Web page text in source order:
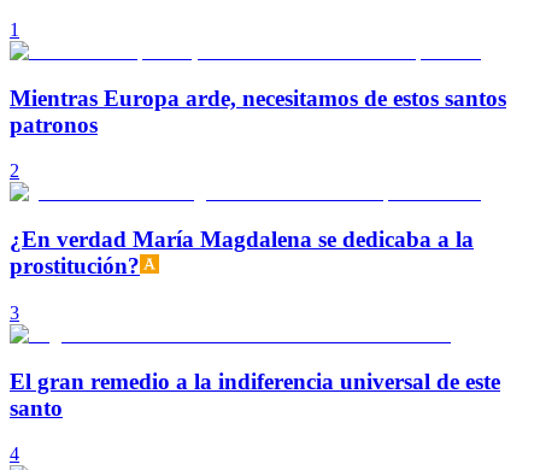
1
Mientras Europa arde, necesitamos de estos santos
patronos
2
¿En verdad María Magdalena se dedicaba a la
prostitución?
3
El gran remedio a la indiferencia universal de este
santo
4